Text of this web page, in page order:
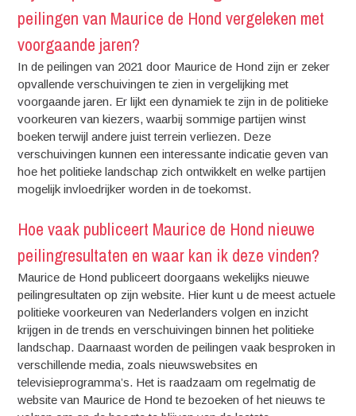
peilingen van Maurice de Hond vergeleken met
voorgaande jaren?
In de peilingen van 2021 door Maurice de Hond zijn er zeker
opvallende verschuivingen te zien in vergelijking met
voorgaande jaren. Er lijkt een dynamiek te zijn in de politieke
voorkeuren van kiezers, waarbij sommige partijen winst
boeken terwijl andere juist terrein verliezen. Deze
verschuivingen kunnen een interessante indicatie geven van
hoe het politieke landschap zich ontwikkelt en welke partijen
mogelijk invloedrijker worden in de toekomst.
Hoe vaak publiceert Maurice de Hond nieuwe
peilingresultaten en waar kan ik deze vinden?
Maurice de Hond publiceert doorgaans wekelijks nieuwe
peilingresultaten op zijn website. Hier kunt u de meest actuele
politieke voorkeuren van Nederlanders volgen en inzicht
krijgen in de trends en verschuivingen binnen het politieke
landschap. Daarnaast worden de peilingen vaak besproken in
verschillende media, zoals nieuwswebsites en
televisieprogramma’s. Het is raadzaam om regelmatig de
website van Maurice de Hond te bezoeken of het nieuws te